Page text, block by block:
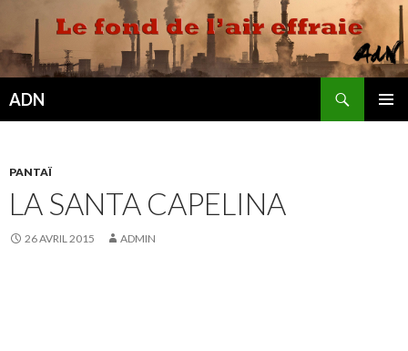
ADN
PANTAÏ
LA SANTA CAPELINA
26 AVRIL 2015 ADMIN